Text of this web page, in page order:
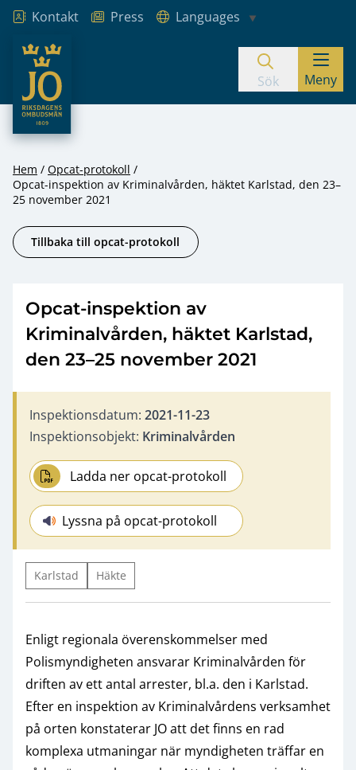
Hoppa till innehåll
Kontakt Press
Languages
JO – Riksdagens Ombudsmän
Sök Meny
Hem
Opcat-protokoll
Opcat-inspektion av Kriminalvården, häktet Karlstad, den 23–
25 november 2021
Tillbaka till opcat-protokoll
Opcat-inspektion av
Kriminalvården, häktet Karlstad,
den 23–25 november 2021
Inspektionsdatum: 2021-11-23
Inspektionsobjekt: Kriminalvården
Ladda ner opcat-protokoll
Lyssna på opcat-protokoll
Karlstad Häkte
Enligt regionala överenskommelser med
Polismyndigheten ansvarar Kriminalvården för
driften av ett antal arrester, bl.a. den i Karlstad.
Efter en inspektion av Kriminalvårdens verksamhet
på orten konstaterar JO att det finns en rad
komplexa utmaningar när myndigheten träffar en